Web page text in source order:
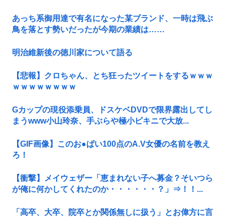
あっち系御用達で有名になった某ブランド、一時は飛ぶ
鳥を落とす勢いだったが今期の業績は……
明治維新後の徳川家について語る
【悲報】クロちゃん、とち狂ったツイートをするｗｗｗ
ｗｗｗｗｗｗｗｗ
Gカップの現役添乗員、ドスケベDVDで限界露出してし
まうwww小山玲奈、手ぶらや極小ビキニで大放...
【GIF画像】このお●ぱい100点のA.V女優の名前を教え
ろ！
【衝撃】メイウェザー「恵まれない子へ募金？そいつら
が俺に何かしてくれたのか・・・・・・？」⇒！！...
「高卒、大卒、院卒とか関係無しに扱う」とお偉方に言